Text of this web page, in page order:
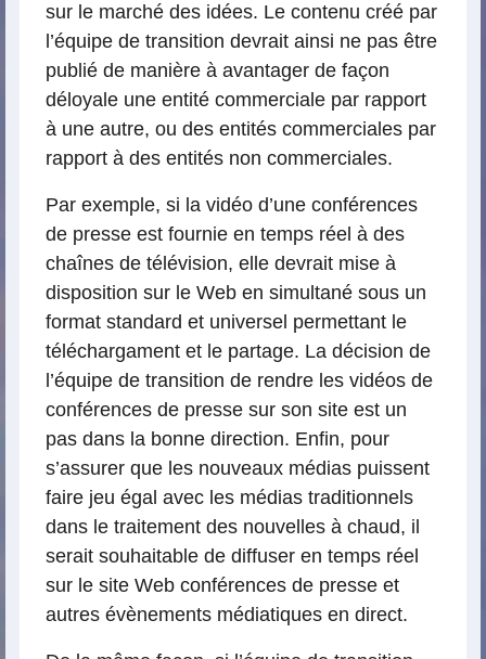
sur le marché des idées. Le contenu créé par
l’équipe de transition devrait ainsi ne pas être
publié de manière à avantager de façon
déloyale une entité commerciale par rapport
à une autre, ou des entités commerciales par
rapport à des entités non commerciales.
Par exemple, si la vidéo d’une conférences
de presse est fournie en temps réel à des
chaînes de télévision, elle devrait mise à
disposition sur le Web en simultané sous un
format standard et universel permettant le
téléchargament et le partage. La décision de
l’équipe de transition de rendre les vidéos de
conférences de presse sur son site est un
pas dans la bonne direction. Enfin, pour
s’assurer que les nouveaux médias puissent
faire jeu égal avec les médias traditionnels
dans le traitement des nouvelles à chaud, il
serait souhaitable de diffuser en temps réel
sur le site Web conférences de presse et
autres évènements médiatiques en direct.